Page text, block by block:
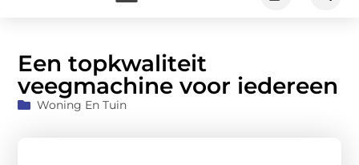
Een topkwaliteit
veegmachine voor iedereen
Woning En Tuin